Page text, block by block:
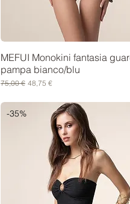
MEFUI Monokini fantasia
pampa bianco/blu
Prezzo regolare
75,00 € Prezzo scontato
48,75 €
-35%